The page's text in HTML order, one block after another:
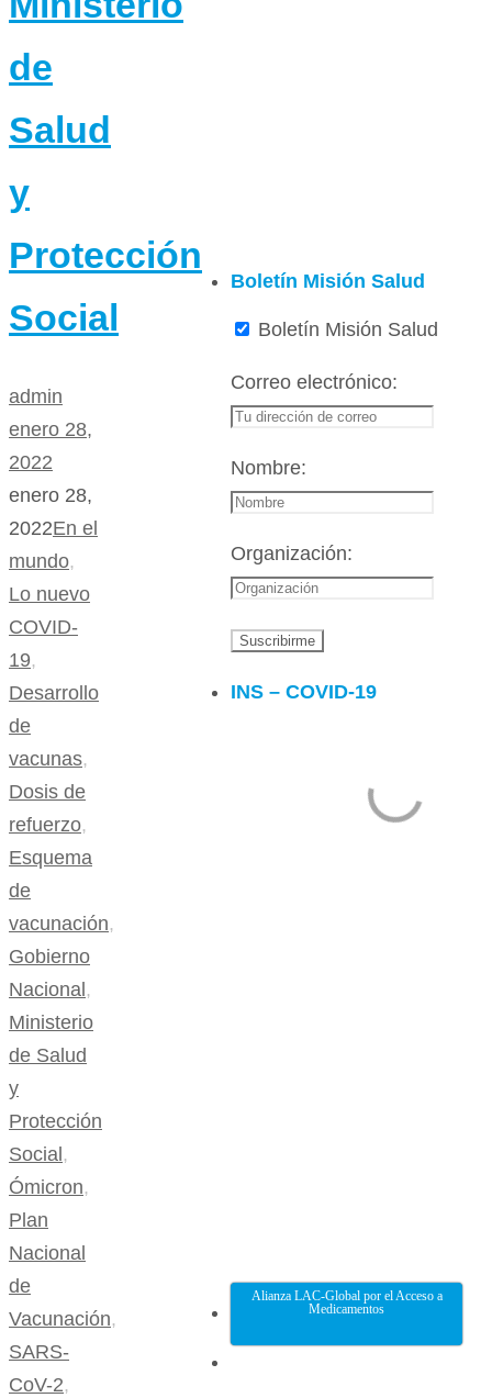
de
Salud
y
Protección
Social
admin
enero 28,
2022
enero 28,
2022En el
mundo,
Lo nuevo
COVID-
19,
Desarrollo
de
vacunas,
Dosis de
refuerzo,
Esquema
de
vacunación,
Gobierno
Nacional ,
Ministerio
de Salud
y
Protección
Social ,
Ómicron,
Plan
Nacional
de
Vacunación,
SARS-
CoV-2,
Boletín Misión Salud
Boletín Misión Salud
Correo electrónico:
Nombre:
Organización:
INS – COVID-19
Alianza LAC-Global por el Acceso a
Medicamentos